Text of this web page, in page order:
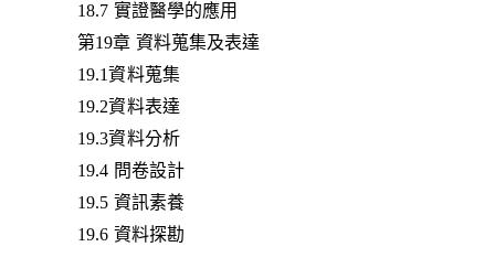
18.7 實證醫學的應用
第19章 資料蒐集及表達
19.1資料蒐集
19.2資料表達
19.3資料分析
19.4 問卷設計
19.5 資訊素養
19.6 資料探勘